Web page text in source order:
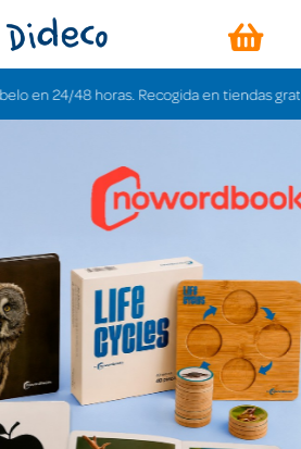
Recogida en tiendas gratis en 3-6 días.